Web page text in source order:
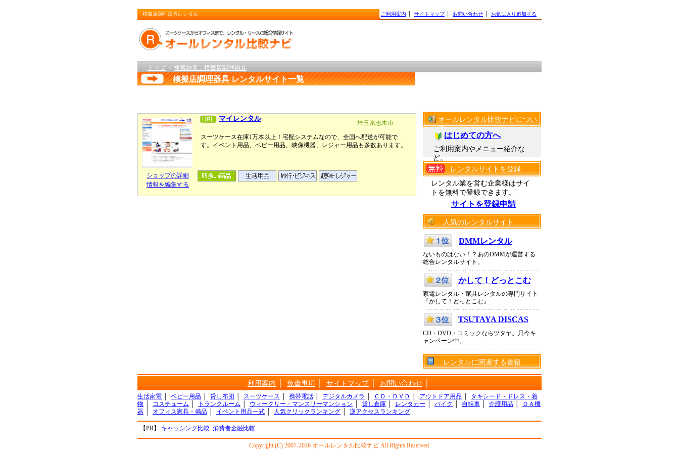
模擬店調理器具レンタル ご利用案内 サイトマップ│ お問い合わせ お気に入り追加する
トップ ＞ 検索結果：模擬店調理器具
模擬店調理器具 レンタルサイト一覧
マイレンタル
埼玉県志木市
スーツケース在庫1万本以上！宅配システムなので、全国へ配送が可能で
す。イベント用品、ベビー用品、映像機器、レジャー用品も多数あります。
ショップの詳細
情報を編集する
オールレンタル比較ナビについ
て
はじめての方へ
ご利用案内やメニュー紹介な
ど。
レンタルサイトを登録
レンタル業を営む企業様はサイ
トを無料で登録できます。
サイトを登録申請
人気のレンタルサイト
DMMレンタル
ないものはない！？あのDMMが運営する
総合レンタルサイト。
かして！どっとこむ
家電レンタル・家具レンタルの専門サイト
『かして！どっとこむ』
TSUTAYA DISCAS
CD・DVD・コミックならツタヤ。只今キ
ャンペーン中。
レンタルに関連する書籍
利用案内 免責事項 サイトマップ│ お問い合わせ
生活家電 ベビー用品 貸し布団 スーツケース 携帯電話 デジタルカメラ ＣＤ・ＤＶＤ アウトドア用品
タキシード・ドレス・着
物
コスチューム トランクルーム ウィークリー・マンスリーマンション 貸し倉庫 レンタカー バイク 自転車 介護用品
ＯＡ機
器
オフィス家具・備品 イベント用品一式 人気クリックランキング 逆アクセスランキング
【PR】 キャッシング比較 消費者金融比較
Copyright (C) 2007-2026 オールレンタル比較ナビ All Rights Reserved.